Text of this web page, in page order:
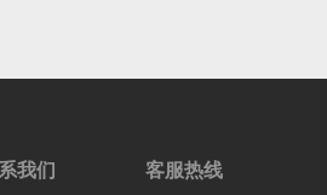
我们 客服热线